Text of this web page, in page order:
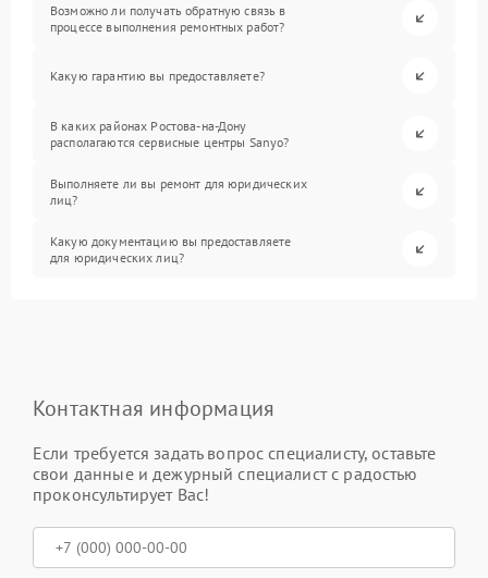
Возможно ли получать обратную связь в
процессе выполнения ремонтных работ?
Какую гарантию вы предоставляете?
В каких районах Ростова-на-Дону
располагаются сервисные центры Sanyo?
Выполняете ли вы ремонт для юридических
лиц?
Какую документацию вы предоставляете
для юридических лиц?
Контактная информация
Если требуется задать вопрос специалисту, оставьте
свои данные и дежурный специалист с радостью
проконсультирует Вас!